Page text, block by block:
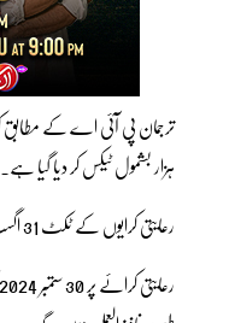
ہزار بشمول ٹیکس کر دیا گیا ہے۔
رعایتی کرایوں کے ٹکٹ 31 اگست 2024 تک جاری کرائےجاسکیں گے۔